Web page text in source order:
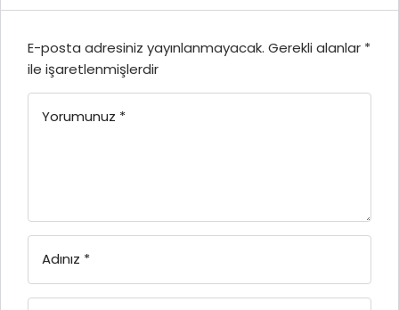
E-posta adresiniz yayınlanmayacak. Gerekli alanlar *
ile işaretlenmişlerdir
Yorumunuz *
Adınız *